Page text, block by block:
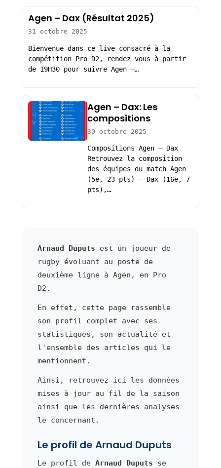
Agen – Dax (Résultat 2025)
31 octobre 2025
Bienvenue dans ce live consacré à la
compétition Pro D2, rendez vous à partir
de 19H30 pour suivre Agen –…
Agen – Dax: Les
compositions
30 octobre 2025
Compositions Agen – Dax
Retrouvez la composition
des équipes du match Agen
(5e, 23 pts) – Dax (16e, 7
pts),…
Arnaud Duputs est un joueur de
rugby évoluant au poste de
deuxième ligne à Agen, en Pro
D2.
En effet, cette page rassemble
son profil complet avec ses
statistiques, son actualité et
l'ensemble des articles qui le
mentionnent.
Ainsi, retrouvez ici les données
mises à jour au fil de la saison
ainsi que les dernières analyses
le concernant.
Le profil de Arnaud Duputs
Le profil de Arnaud Duputs se